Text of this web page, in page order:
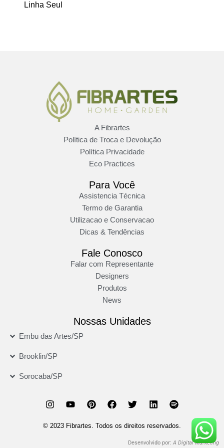
Linha Seul
A Fibrartes
Política de Troca e Devolução
Política Privacidade
Eco Practices
Para Você
Assistencia Técnica
Termo de Garantia
Utilizacao e Conservacao
Dicas & Tendências
Fale Conosco
Falar com Representante
Designers
Produtos
News
Nossas Unidades
Embu das Artes/SP
Brooklin/SP
Sorocaba/SP
© 2023 Fibrartes. Todos os direitos reservados.
Desenvolvido por: A Digital Marketing